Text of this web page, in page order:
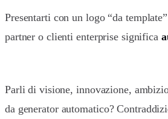
Presentarti con un logo “da
partner o clienti enterprise significa
Parli di visione, innovazione,
da generator automatico?